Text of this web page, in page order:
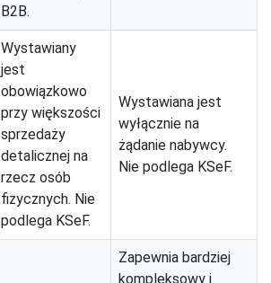
B2B.
Wystawiany
jest
obowiązkowo
przy większości
sprzedaży
detalicznej na
rzecz osób
fizycznych. Nie
podlega KSeF.
Wystawiana jest
wyłącznie na
żądanie nabywcy.
Nie podlega KSeF.
Zapewnia bardziej
kompleksowy i